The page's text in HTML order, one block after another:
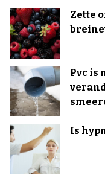
Zette
Pvc is
Is